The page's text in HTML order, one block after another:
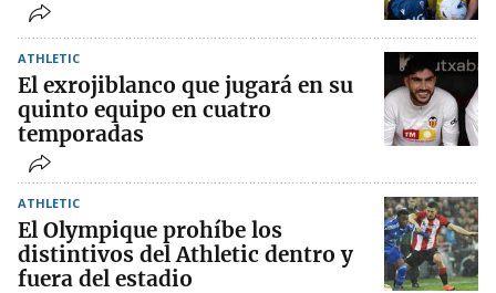
ATHLETIC
El exrojiblanco que jugará en su
quinto equipo en cuatro
temporadas
ATHLETIC
El Olympique prohíbe los
distintivos del Athletic dentro y
fuera del estadio